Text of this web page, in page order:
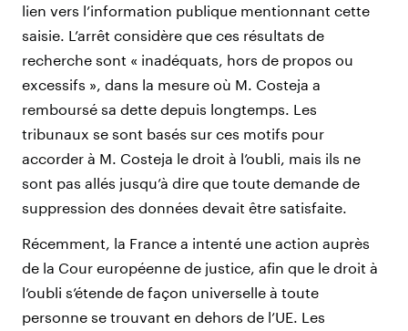
lien vers l’information publique mentionnant cette
saisie. L’arrêt considère que ces résultats de
recherche sont « inadéquats, hors de propos ou
excessifs », dans la mesure où M. Costeja a
remboursé sa dette depuis longtemps. Les
tribunaux se sont basés sur ces motifs pour
accorder à M. Costeja le droit à l’oubli, mais ils ne
sont pas allés jusqu’à dire que toute demande de
suppression des données devait être satisfaite.
Récemment, la France a intenté une action auprès
de la Cour européenne de justice, afin que le droit à
l’oubli s’étende de façon universelle à toute
personne se trouvant en dehors de l’UE. Les